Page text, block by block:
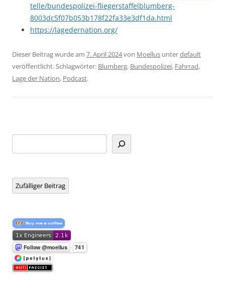
telle/bundespolizei-fliegerstaffelblumberg-
8003dc5f07b053b178f22fa33e3df1da.html
https://lagedernation.org/
Dieser Beitrag wurde am 7. April 2024von Moellus unterdefault
veröffentlicht. Schlagwörter: Blumberg, Bundespolizei, Fahrrad,
Lage der Nation, Podcast.
Zufälliger Beitrag